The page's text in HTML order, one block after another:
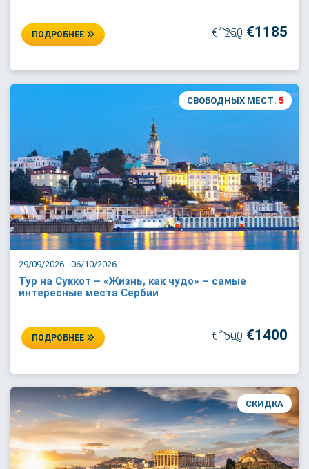
ПОДРОБНЕЕ €1250 €1185
29/09/2026 - 06/10/2026
СВОБОДНЫХ МЕСТ: 5
Тур на Суккот – «Жизнь, как чудо» – самые
интересные места Сербии
ПОДРОБНЕЕ €1500 €1400
СКИДКА